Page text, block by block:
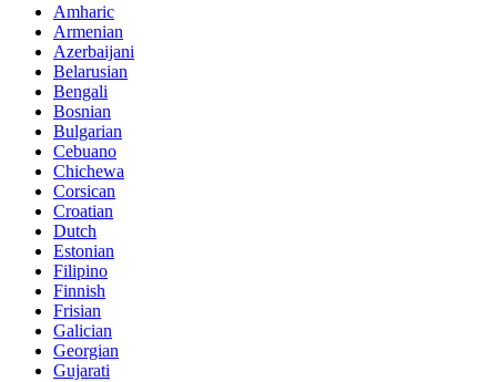
Amharic
Armenian
Azerbaijani
Belarusian
Bengali
Bosnian
Bulgarian
Cebuano
Chichewa
Corsican
Croatian
Dutch
Estonian
Filipino
Finnish
Frisian
Galician
Georgian
Gujarati